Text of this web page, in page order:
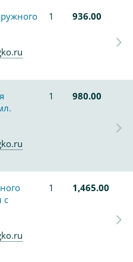
1 936.00
1 980.00
с
1 1,465.00